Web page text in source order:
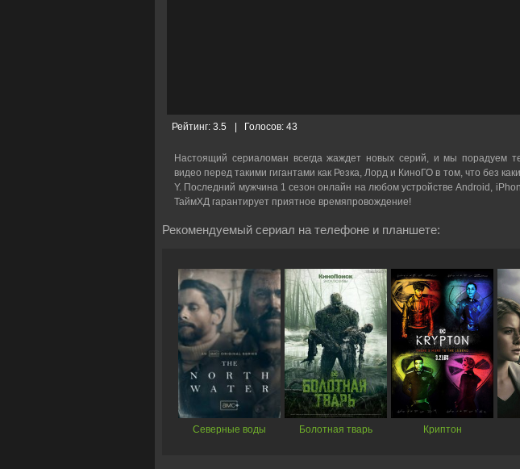
Рейтинг: 3.5 Голосов:43
Настоящий сериаломан всегда жаждет новых серий, и мы порадуем
видео перед такими гигантами как Резка, Лорд и КиноГО в том, что без
Y. Последний мужчина 1 сезон онлайн на любом устройстве Android,
ТаймХД гарантирует приятное времяпровождение!
Рекомендуемый сериал на телефоне и планшете:
Северные воды Болотная тварь Криптон